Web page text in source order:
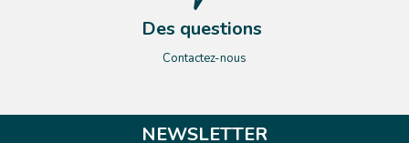
Des questions
Contactez-nous
NEWSLETTER